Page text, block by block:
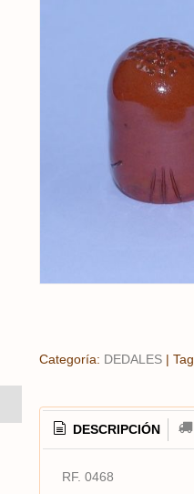
Categoría: DEDALES|
DESCRIPCIÓN
RF. 0468